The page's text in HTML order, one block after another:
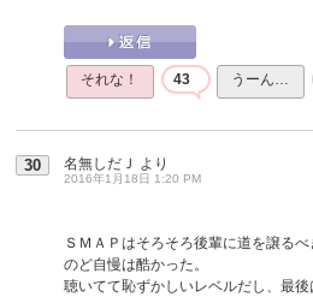
それな！ 43 うーん…
30 名無しだＪ より
2016年1月18日 1:20 PM
ＳＭＡＰはそろそろ後輩に道を譲るべ
のど自慢は酷かった。
聴いてて恥ずかしいレベルだし、最